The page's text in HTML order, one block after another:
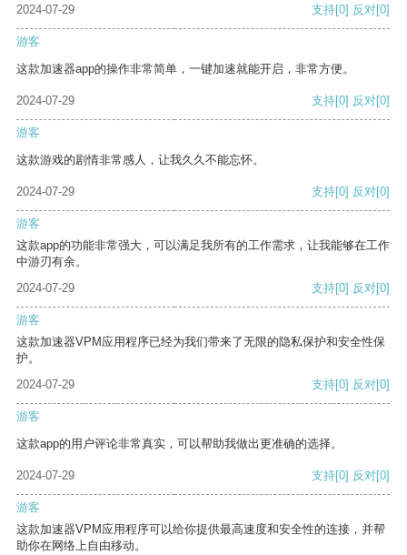
2024-07-29
支持[0] 反对[0]
游客
这款加速器app的操作非常简单，一键加速就能开启，非常方便。
2024-07-29 支持[0] 反对[0]
游客
这款游戏的剧情非常感人，让我久久不能忘怀。
2024-07-29 支持[0] 反对[0]
游客
这款app的功能非常强大，可以满足我所有的工作需求，让我能够在工作
中游刃有余。
2024-07-29
支持[0] 反对[0]
游客
这款加速器VPM应用程序已经为我们带来了无限的隐私保护和安全性保
护。
2024-07-29
支持[0] 反对[0]
游客
这款app的用户评论非常真实，可以帮助我做出更准确的选择。
2024-07-29 支持[0] 反对[0]
游客
这款加速器VPM应用程序可以给你提供最高速度和安全性的连接，并帮
助你在网络上自由移动。